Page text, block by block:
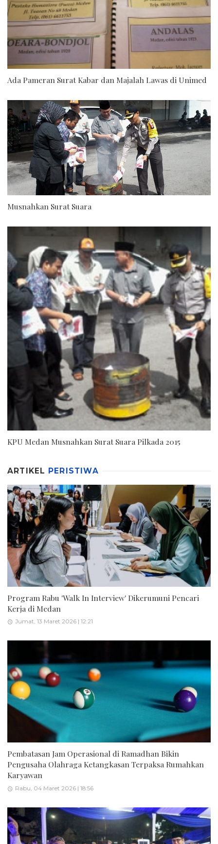
Ada Pameran Surat Kabar dan Majalah Lawas di Unimed
Musnahkan Surat Suara
KPU Medan Musnahkan Surat Suara Pilkada 2015
ARTIKEL PERISTIWA
Program Rabu 'Walk In Interview' Dikerumuni Pencari
Kerja di Medan
Jumat, 13 Maret 2026 | 12:21
Pembatasan Jam Operasional di Ramadhan Bikin
Pengusaha Olahraga Ketangkasan Terpaksa Rumahkan
Karyawan
Rabu, 04 Maret 2026 | 18:56